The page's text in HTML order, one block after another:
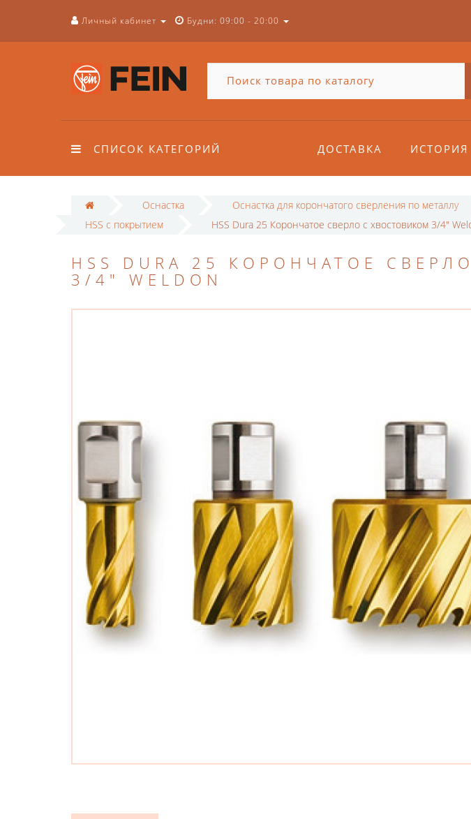
Личный кабинет Будни: 09:00 - 20:00
СПИСОК КАТЕГОРИЙ ДОСТАВКА ИСТОРИЯ
Оснастка Оснастка для корончатого сверления по металлу
HSS с покрытием
HSS Dura 25 Корончатое сверло с хвостовиком 3/4"
HSS DURA 25 КОРОНЧАТОЕ
3/4" WELDON